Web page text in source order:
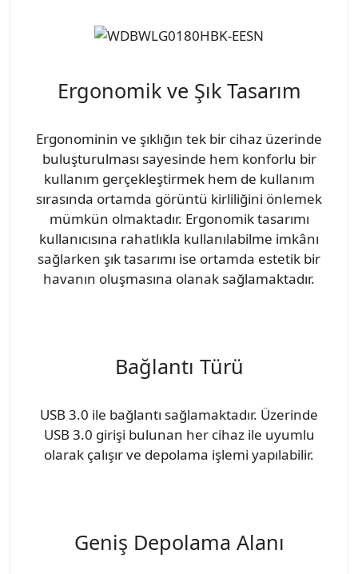
Ergonomik ve Şık Tasarım
Ergonominin ve şıklığın tek bir cihaz üzerinde
buluşturulması sayesinde hem konforlu bir
kullanım gerçekleştirmek hem de kullanım
sırasında ortamda görüntü kirliliğini önlemek
mümkün olmaktadır. Ergonomik tasarımı
kullanıcısına rahatlıkla kullanılabilme imkânı
sağlarken şık tasarımı ise ortamda estetik bir
havanın oluşmasına olanak sağlamaktadır.
Bağlantı Türü
USB 3.0 ile bağlantı sağlamaktadır. Üzerinde
USB 3.0 girişi bulunan her cihaz ile uyumlu
olarak çalışır ve depolama işlemi yapılabilir.
Geniş Depolama Alanı